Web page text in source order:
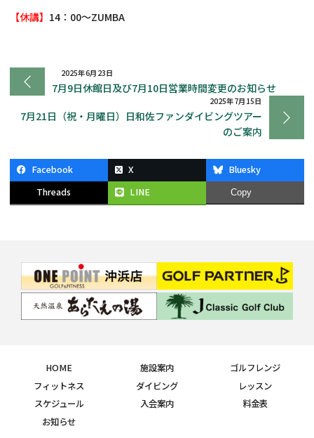
【休講】 14：00～ZUMBA
2025年6月23日
7月9日休館日及び7月10日営業時間変更のお知らせ
2025年7月15日
7月21日（祝・月曜日）日和佐ファンダイビングツアー
のご案内
Facebook X
Bluesky
Threads
LINE Copy
HOME 施設案内
ゴルフレンジ
フィットネス
ダイビング
レッスン
スケジュール
入会案内
料金表
お知らせ